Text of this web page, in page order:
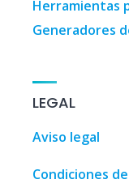
Herramientas
Generadores
LEGAL
Aviso legal
Condiciones